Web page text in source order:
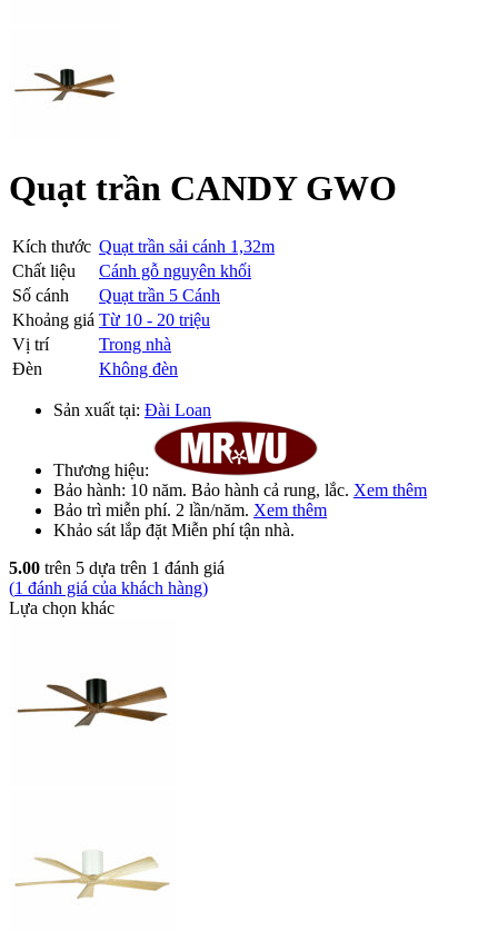
Quạt trần CANDY GWO
Kích thước Quạt trần sải cánh 1,32m
Chất liệu
Cánh gỗ nguyên khối
Số cánh
Quạt trần 5 Cánh
Khoảng giá Từ 10 - 20 triệu
Vị trí
Trong nhà
Đèn
Không đèn
Sản xuất tại: Đài Loan
Thương hiệu:
Bảo hành: 10 năm. Bảo hành cả rung, lắc. Xem thêm
Bảo trì miễn phí. 2 lần/năm. Xem thêm
Khảo sát lắp đặt Miễn phítận nhà.
5.00 trên 5 dựa trên 1 đánh giá
(1 đánh giá của khách hàng)
Lựa chọn khác